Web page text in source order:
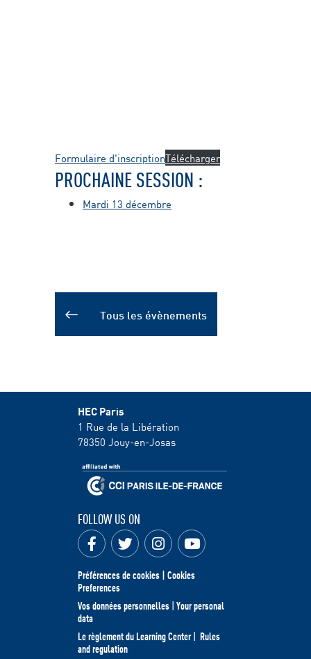
Formulaire d'inscriptionTélécharger
PROCHAINE SESSION :
Mardi 13 décembre
Tous les évènements
HEC Paris
1 Rue de la Libération
78350 Jouy-en-Josas
FOLLOW US ON
Préférences de cookies | Cookies
Preferences
Vos données personnelles | Your personal
data
Le règlement du Learning Center| Rules
and regulation